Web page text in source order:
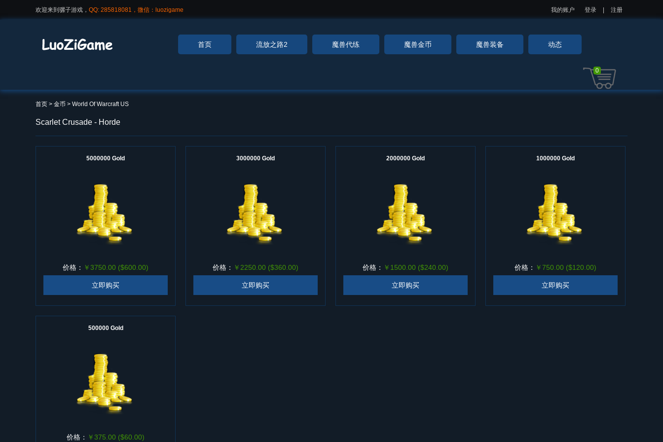
欢迎来到骡子游戏， QQ: 285818081，微信：luozigame 我的账户 登录 注册
首页 流放之路2 魔兽代练 魔兽金币 魔兽装备 动态
0
首页 > 金币 > World Of Warcraft US
Scarlet Crusade - Horde
5000000 Gold
价格： ￥3750.00 ($600.00)
立即购买
3000000 Gold
价格： ￥2250.00 ($360.00)
立即购买
2000000 Gold
价格： ￥1500.00 ($240.00)
立即购买
1000000 Gold
价格： ￥750.00 ($120.00)
立即购买
500000 Gold
价格： ￥375.00 ($60.00)